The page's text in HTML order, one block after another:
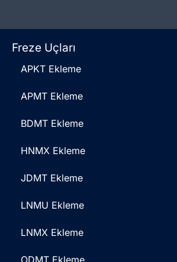
Freze Uçları
APKT Ekleme
APMT Ekleme
BDMT Ekleme
HNMX Ekleme
JDMT Ekleme
LNMU Ekleme
LNMX Ekleme